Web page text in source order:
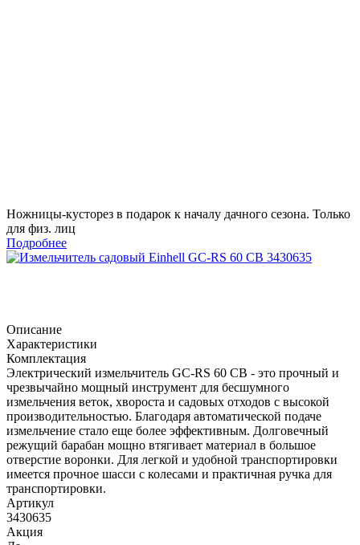
Ножницы-кусторез в подарок к началу дачного сезона. Только
для физ. лиц
Подробнее
Описание
Характеристики
Комплектация
Электрический измельчитель GC-RS 60 CB - это прочный и
чрезвычайно мощный инструмент для бесшумного
измельчения веток, хвороста и садовых отходов с высокой
производительностью. Благодаря автоматической подаче
измельчение стало еще более эффективным. Долговечный
режущий барабан мощно втягивает материал в большое
отверстие воронки. Для легкой и удобной транспортировки
имеется прочное шасси с колесами и практичная ручка для
транспортировки.
Артикул
3430635
Акция